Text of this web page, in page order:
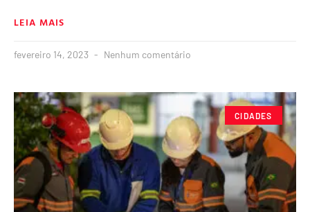
LEIA MAIS
fevereiro 14, 2023 Nenhum comentário
CIDADES